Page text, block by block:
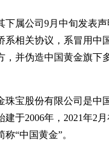
下属公司9月中旬发表
系相关协议，系冒用中
，并伪造中国黄金旗下
珠宝股份有限公司是中
建于2006年，2021年2
“中国黄金”。